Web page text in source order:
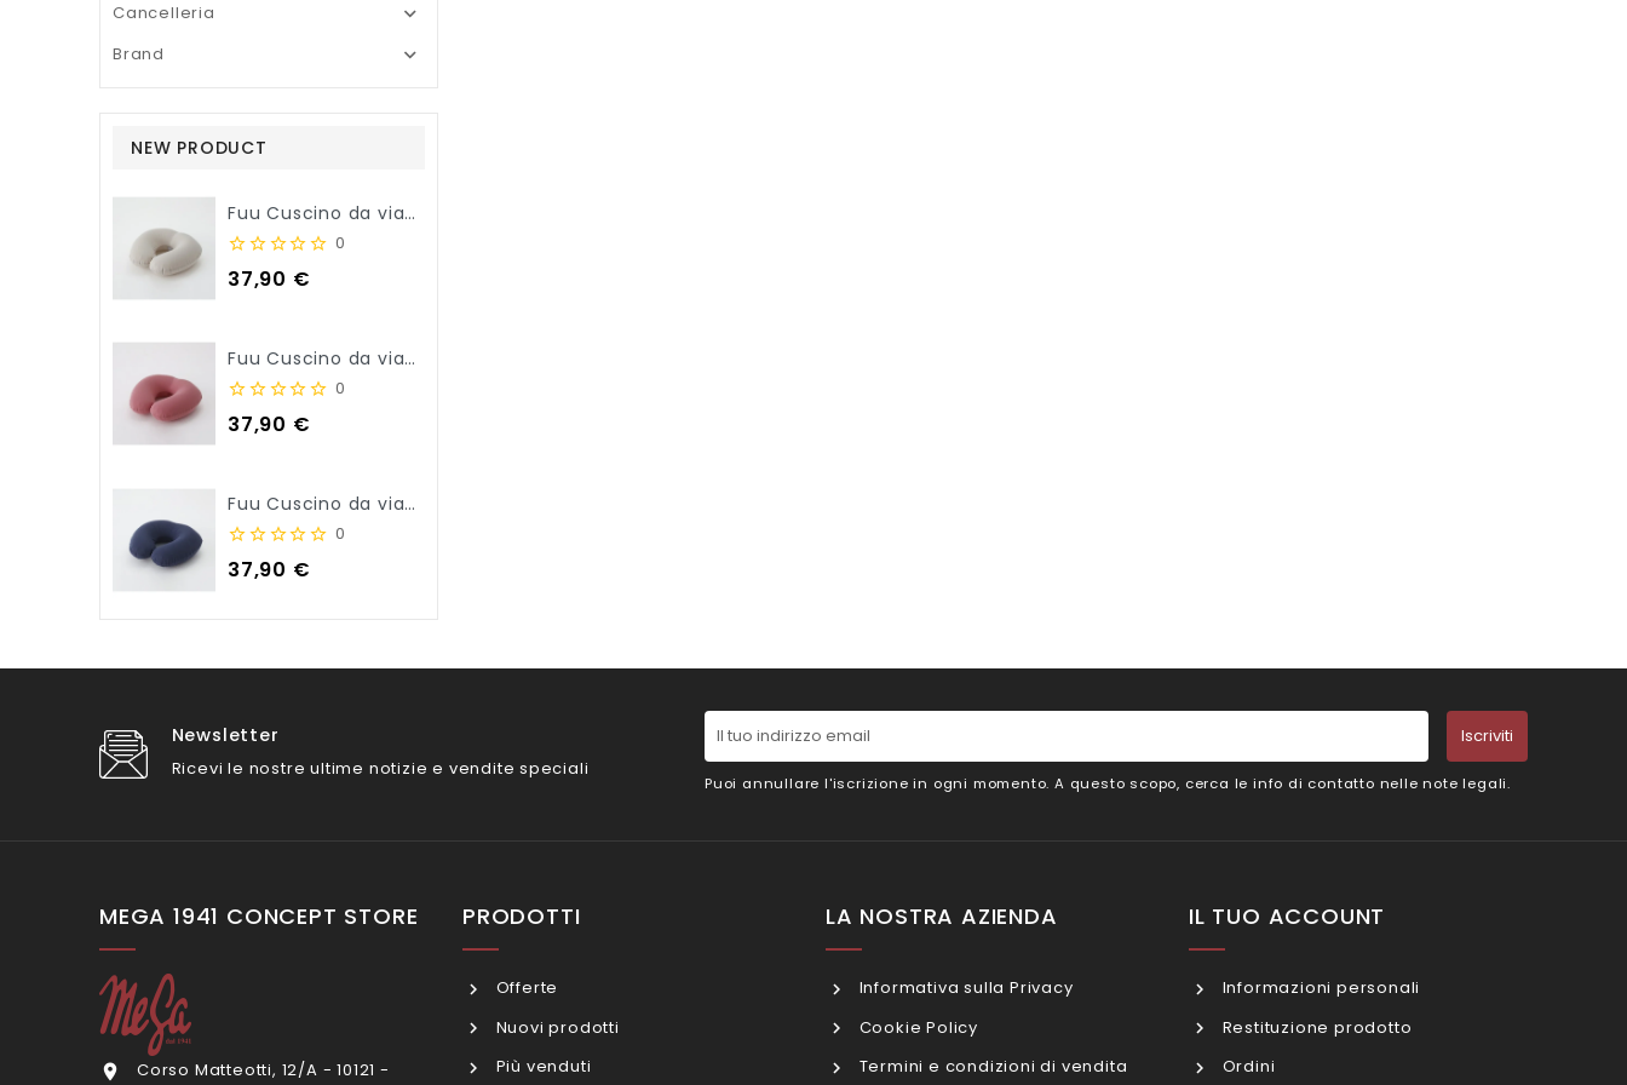
Cancelleria

Brand 
NEW PRODUCT
Fuu Cuscino da viaggio per il collo - Beige
0
Prezzo
37,90 €
Fuu Cuscino da viaggio per il collo - Rosa
0
Prezzo
37,90 €
Fuu Cuscino da viaggio per il collo - Blu Navy
0
Prezzo
37,90 €
Newsletter
Ricevi le nostre ultime notizie e vendite speciali
Iscriviti
Puoi annullare l'iscrizione in ogni momento. A questo scopo, cerca le info di contatto nelle note legali.
MEGA 1941 CONCEPT STORE
 Corso Matteotti, 12/A - 10121 -
PRODOTTI
Offerte
Nuovi prodotti
Più venduti
LA NOSTRA AZIENDA
Informativa sulla Privacy
Cookie Policy
Termini e condizioni di vendita
IL TUO ACCOUNT
Informazioni personali
Restituzione prodotto
Ordini